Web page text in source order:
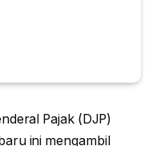
Pajak (DJP)
ini mengambil